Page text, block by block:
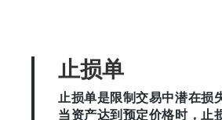
止损单
止损单是限制交易中潜在损
当资产达到预定价格时，止